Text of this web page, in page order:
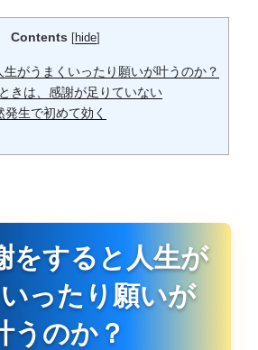
Contents [hide]
がうまくいったり願いが叶うのか？
きは、感謝が足りていない
生で初めて効く
をすると人生が
ったり願いが
うのか？